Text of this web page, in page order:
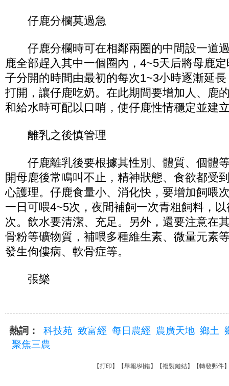
仔鹿分欄莫過急
仔鹿分欄時可在相鄰兩圈的中間設一道
鹿全部趕入其中一個圈內，4~5天后將母鹿
子分開的時間由最初的每次1~3小時逐漸延
打開，讓仔鹿吃奶。在此期間要增加人、鹿
和給水時可配以口哨，使仔鹿性情穩定並建
離乳之後慎管理
仔鹿離乳後要根據其性別、體質、個體
開母鹿後常鳴叫不止，精神狀態、食欲都受
心護理。仔鹿食量小、消化快，要增加飼喂
一日可喂4~5次，夜間補飼一次青粗飼料，
次。飲水要清潔、充足。另外，還要注意在
骨粉等礦物質，補喂多種維生素、微量元素
發生佝僂病、軟骨症等。
張樂
熱詞： 科技苑 致富經 每日農經 農廣天地 鄉土
聚焦三農
【打印 】【舉報/糾錯】【複製鏈結】【轉發郵件